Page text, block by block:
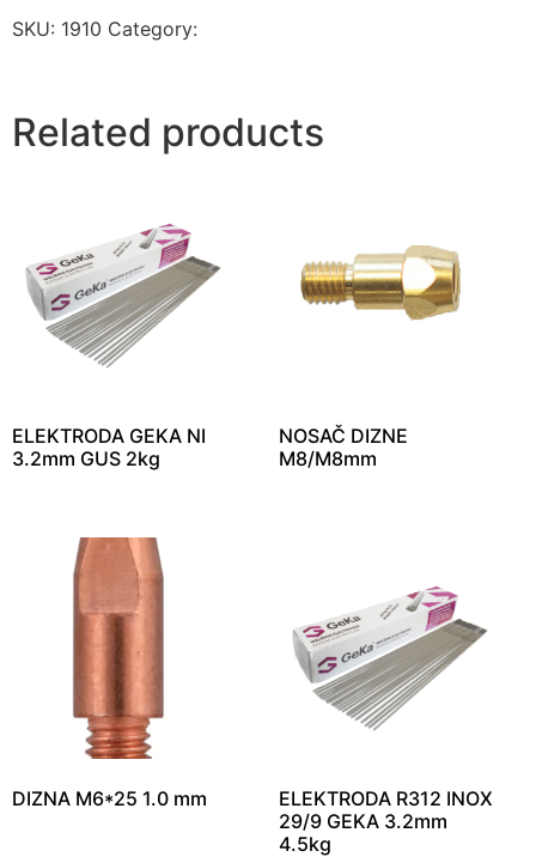
SKU: 1910 Category:
Related products
ELEKTRODA GEKA NI
3.2mm GUS 2kg
NOSAČ DIZNE
M8/M8mm
DIZNA M6*25 1.0 mm
ELEKTRODA R312 INOX
29/9 GEKA 3.2mm
4.5kg